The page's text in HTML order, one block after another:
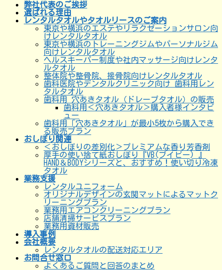
弊社代表のご挨拶
選ばれる理由
レンタルタオルやタオルリースのご案内
東京や横浜のエステやリラクゼーションサロン向
けレンタルタオル
東京や横浜のトレーニングジムやパーソナルジム
向けレンタルタオル
ヘルスキーパー制度や社内マッサージ向けレンタ
ルタオル
整体院や整骨院、接骨院向けレンタルタオル
歯科医院やデンタルクリニック向け 歯科用レン
タルタオル
歯科用 穴あきタオル（ドレープタオル）の販売
歯科用＜穴あきタオル＞購入者様インタビ
ュー
歯科用「穴あきタオル」が最小5枚から購入でき
る販売プラン
おしぼり関連
＜おしぼりの差別化＞プレミアムな香り芳香剤
厚手の使い捨て紙おしぼり『VB(ブイビー) 』
HAND＆BODYシリーズと、おすすめ！使い切り冷凍
タオル
業務支援
レンタルユニフォーム
オリジナルデザインの玄関マットによるマットク
リーニングプラン
業務用エアコンクリーニングプラン
店舗清掃サービスプラン
業務用資材販売
導入事例
会社概要
レンタルタオルの配送対応エリア
お問合せ窓口
よくあるご質問と回答のまとめ